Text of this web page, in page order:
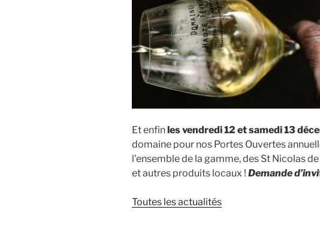
Et enfinles vendredi 12 et samedi 13
domaine pour nos Portes Ouvertes
l’ensemble de la gamme, des St Nicolas
et autres produits locaux ! Demande
Toutes les actualités